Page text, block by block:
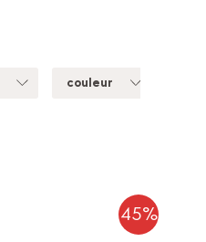
couleur
45%